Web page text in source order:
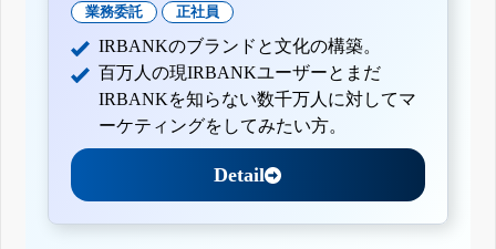
業務委託 正社員
IRBANKのブランドと文化の構築。
百万人の現IRBANKユーザーとまだ
IRBANKを知らない数千万人に対してマ
ーケティングをしてみたい方。
Detail